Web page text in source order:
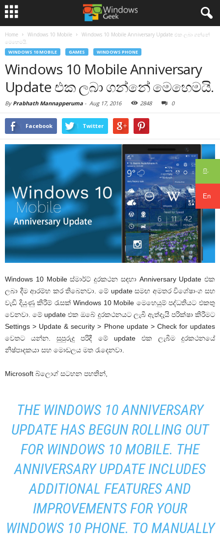
සිං
En
Home Windows 10 Mobile
Windows 10 Mobile Anniversary Update එක ලබා ගන්නේ
මෙහෙමයි.
WINDOWS 10 MOBILE GAMES WINDOWS PHONE
Windows 10 Mobile Anniversary
Update එක ලබා ගන්නේ මෙහෙමයි.
By Prabhath Mannapperuma - Aug 17, 2016 2848 0
Facebook Twitter
Windows 10 Mobile ස්මාර්ට් දුරකථන සඳහා Anniversary Update එක
ලබා දීම ආරම්භ කර තිබෙනවා. මේ update සමඟ අමතර විශේෂාංග සහ
වැඩි දියුණු කිරීම් රැසක් Windows 10 Mobile මෙහෙයුම් පද්ධතියට එකතු
වෙනවා. මේ update එක ඔබේ දුරකථනයට ලැබී ඇත්දැයි පරික්ෂා කිරීමට
Settings > Update & security > Phone update > Check for updates
වෙතට යන්න. සුපුරුදු පරිදී මේ update එක ලැබීම දුරකථනයේ
නිෂ්පාදකයා සහ මොඩලය මත රැදෙනවා.
Microsoft බ්ලොග් සටහන පහතින්,
THE WINDOWS 10 ANNIVERSARY
UPDATE HAS BEGUN ROLLING OUT
FOR WINDOWS 10 MOBILE. THE
ANNIVERSARY UPDATE INCLUDES
ADDITIONAL FEATURES AND
IMPROVEMENTS FOR YOUR
WINDOWS 10 PHONE. TO MANUALLY